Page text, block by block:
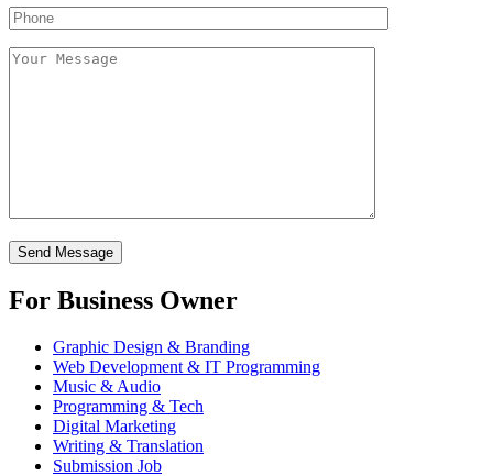
For Business Owner
Graphic Design & Branding
Web Development & IT Programming
Music & Audio
Programming & Tech
Digital Marketing
Writing & Translation
Submission Job